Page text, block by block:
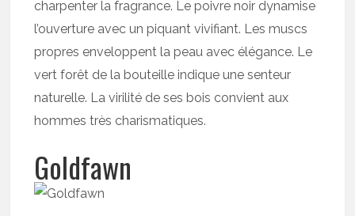
charpenter la fragrance. Le poivre noir dynamise
l’ouverture avec un piquant vivifiant. Les muscs
propres enveloppent la peau avec élégance. Le
vert forêt de la bouteille indique une senteur
naturelle. La virilité de ses bois convient aux
hommes très charismatiques.
Goldfawn